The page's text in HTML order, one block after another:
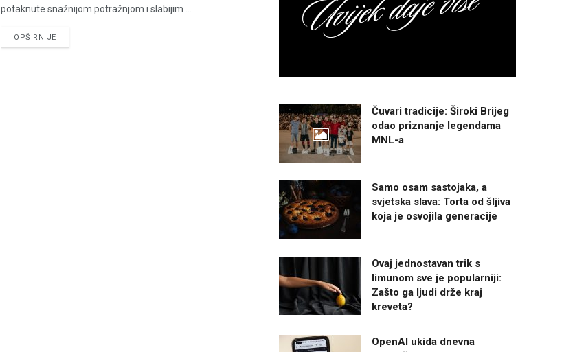
potaknute snažnijom potražnjom i slabijim ...
OPŠIRNIJEDETAILS
Čuvari tradicije: Široki Brijeg
odao priznanje legendama
MNL-a
Samo osam sastojaka, a
svjetska slava: Torta od šljiva
koja je osvojila generacije
Ovaj jednostavan trik s
limunom sve je popularniji:
Zašto ga ljudi drže kraj
kreveta?
OpenAI ukida dnevna